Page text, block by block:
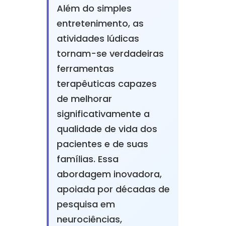
Além do simples
entretenimento, as
atividades lúdicas
tornam-se verdadeiras
ferramentas
terapêuticas capazes
de melhorar
significativamente a
qualidade de vida dos
pacientes e de suas
famílias. Essa
abordagem inovadora,
apoiada por décadas de
pesquisa em
neurociências,